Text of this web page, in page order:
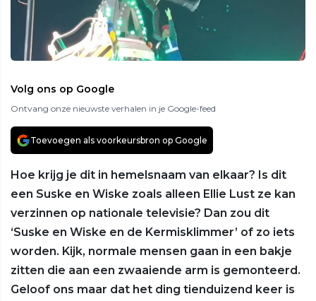
Volg ons op Google
Ontvang onze nieuwste verhalen in je Google-feed
Toevoegen als voorkeursbron op Google
Hoe krijg je dit in hemelsnaam van elkaar? Is dit
een Suske en Wiske zoals alleen Ellie Lust ze kan
verzinnen op nationale televisie? Dan zou dit
‘Suske en Wiske en de Kermisklimmer’ of zo iets
worden. Kijk, normale mensen gaan in een bakje
zitten die aan een zwaaiende arm is gemonteerd.
Geloof ons maar dat het ding tienduizend keer is